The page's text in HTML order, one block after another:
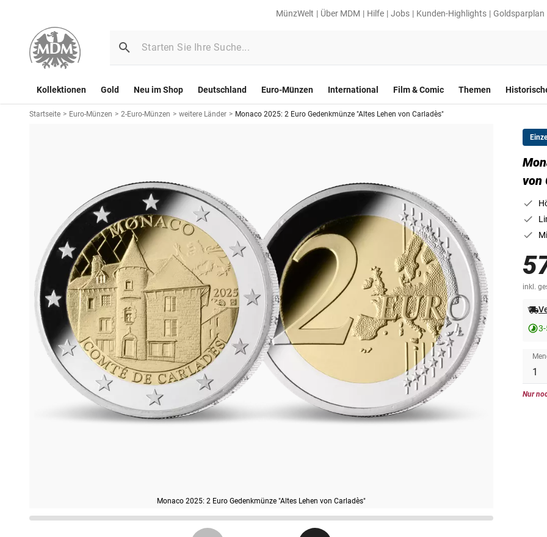
MünzWelt Über MDM Hilfe Jobs Kunden-Highlights Goldsparplan
Kollektionen Gold Neu im Shop Deutschland Euro-Münzen International Film & Comic Themen
Startseite > Euro-Münzen > 2-Euro-Münzen > weitere Länder > Monaco 2025: 2 Euro Gedenkmünze "Altes Lehen von Carladès"
Monaco 2025: 2 Euro Gedenkmünze "Altes Lehen von Carladès"
von
inkl.
Nur